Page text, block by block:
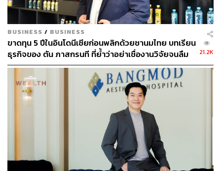
ความเสี่ยง ดังนั้นธุรกิจของอิชิตันจะไม่ทำต้นน้ำและกลางน้ำ
เช่น จะไม่ทำธุรกิจพลาสติก เป่าขวด กระดาษ ขนส่ง อิชิตัน
ใช้ Outsource หมด เพราะต้องการตัวเบา เนื่องจากตอนนี้
ธุรกิจมีความเสี่ยงมาก และเปลี่ยนแปลงอย่างรวดเร็ว ลงทุน
หลาอย่างเกินไปมีความเสี่ยง จึงเฉพาะในสิ่งที่ถนัด
ในแง่ของการแข่งขันนั้น ตันมองว่าช่วงแรกจะเป็นโอกาส
ทองสำหรับทุกคน ตั้งแต่เกษตรกร โรงงานสกัด หรือโรงงาน
ผลิต เนื่องจากช่วงแรกกำลังผลิตจะไม่ได้เยอะมาก จึงเป็นช่วง
เวลาทองที่มีอำนาจในการตั้งราคาของทุกคนเลย ดังนั้นจึงจะ
ได้กำไรอย่างเต็มที่ แต่นับไป 6 เดือนถึง 1 ปีข้างหน้า รายอื่นๆ
ที่พร้อมจะปลูก สกัด หรือเครื่องจักรมาแล้ว ราคาก็จะลดลง
อันนี้เป็นปกติของการแข่งขัน
BUSINESS / BUSINESS
ขาดทุน 5 ปีในอินโดนีเซียก่อนพลิกด้วยชานมไทย บทเรียน
ธุรกิจของ ตัน ภาสกรนที ที่ย้ำว่าอย่าเชื่องานวิจัยจนลืม
ลงพื้นที่จริง
21.2K